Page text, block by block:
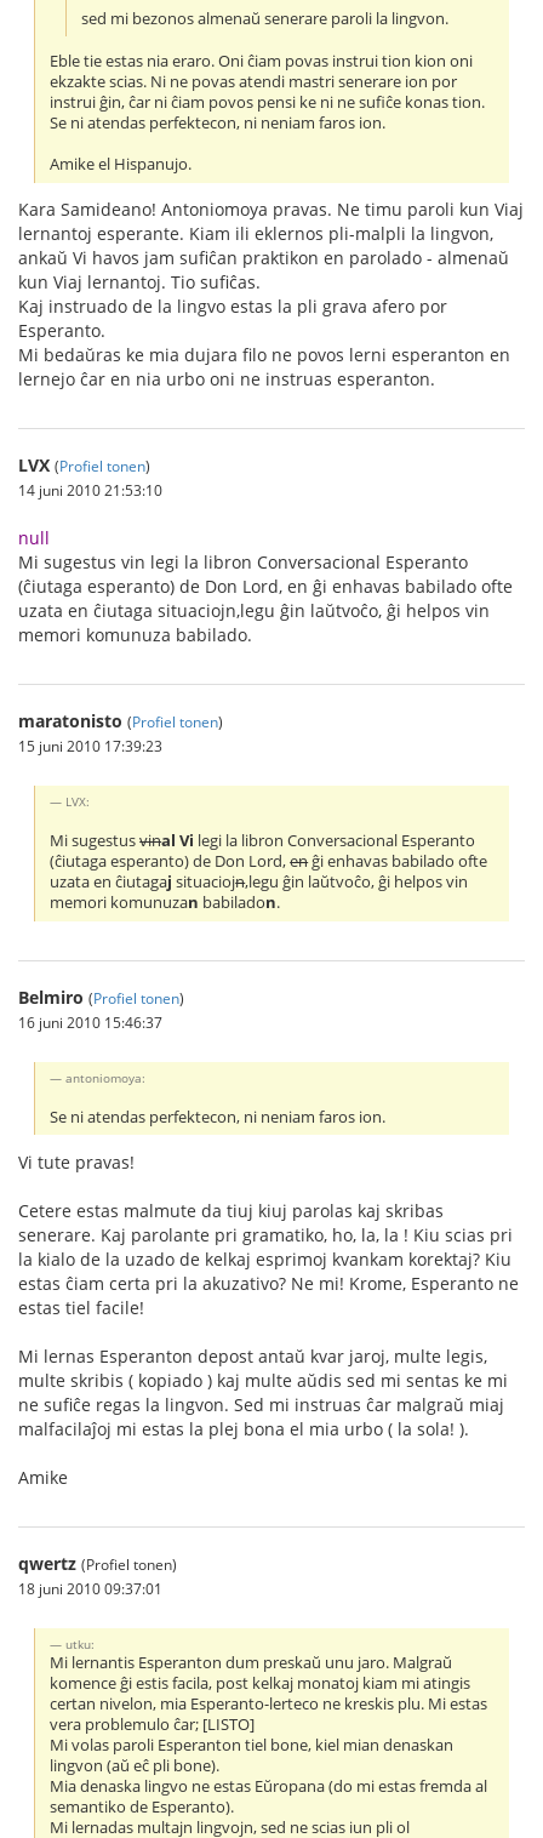
sed mi bezonos almenaŭ senerare paroli la lingvon.
Eble tie estas nia eraro. Oni ĉiam povas instrui tion kion oni
ekzakte scias. Ni ne povas atendi mastri senerare ion por
instrui ĝin, ĉar ni ĉiam povos pensi ke ni ne sufiĉe konas tion.
Se ni atendas perfektecon, ni neniam faros ion.
Amike el Hispanujo.
Kara Samideano! Antoniomoya pravas. Ne timu paroli kun Viaj
lernantoj esperante. Kiam ili eklernos pli-malpli la lingvon,
ankaŭ Vi havos jam sufiĉan praktikon en parolado - almenaŭ
kun Viaj lernantoj. Tio sufiĉas.
Kaj instruado de la lingvo estas la pli grava afero por
Esperanto.
Mi bedaŭras ke mia dujara filo ne povos lerni esperanton en
lernejo ĉar en nia urbo oni ne instruas esperanton.
LVX (Profiel tonen)
14 juni 2010 21:53:10
null
Mi sugestus vin legi la libron Conversacional Esperanto
(ĉiutaga esperanto) de Don Lord, en ĝi enhavas babilado ofte
uzata en ĉiutaga situaciojn,legu ĝin laŭtvoĉo, ĝi helpos vin
memori komunuza babilado.
maratonisto (Profiel tonen)
15 juni 2010 17:39:23
LVX:
Mi sugestusvinal Vi legi la libron Conversacional Esperanto
(ĉiutaga esperanto) de Don Lord,enĝi enhavas babilado ofte
uzata en ĉiutagaj situaciojn,legu ĝin laŭtvoĉo, ĝi helpos vin
memori komunuzan babiladon.
Belmiro (Profiel tonen)
16 juni 2010 15:46:37
antoniomoya:
Se ni atendas perfektecon, ni neniam faros ion.
Vi tute pravas!
Cetere estas malmute da tiuj kiuj parolas kaj skribas
senerare. Kaj parolante pri gramatiko, ho, la, la ! Kiu scias pri
la kialo de la uzado de kelkaj esprimoj kvankam korektaj? Kiu
estas ĉiam certa pri la akuzativo? Ne mi! Krome, Esperanto ne
estas tiel facile!
Mi lernas Esperanton depost antaŭ kvar jaroj, multe legis,
multe skribis ( kopiado ) kaj multe aŭdis sed mi sentas ke mi
ne sufiĉe regas la lingvon. Sed mi instruas ĉar malgraŭ miaj
malfacilaĵoj mi estas la plej bona el mia urbo ( la sola! ).
Amike
qwertz (Profiel tonen)
18 juni 2010 09:37:01
utku:
Mi lernantis Esperanton dum preskaŭ unu jaro. Malgraŭ
komence ĝi estis facila, post kelkaj monatoj kiam mi atingis
certan nivelon, mia Esperanto-lerteco ne kreskis plu. Mi estas
vera problemulo ĉar; [LISTO]
Mi volas paroli Esperanton tiel bone, kiel mian denaskan
lingvon (aŭ eĉ pli bone).
Mia denaska lingvo ne estas Eŭropana (do mi estas fremda al
semantiko de Esperanto).
Mi lernadas multajn lingvojn, sed ne scias iun pli ol